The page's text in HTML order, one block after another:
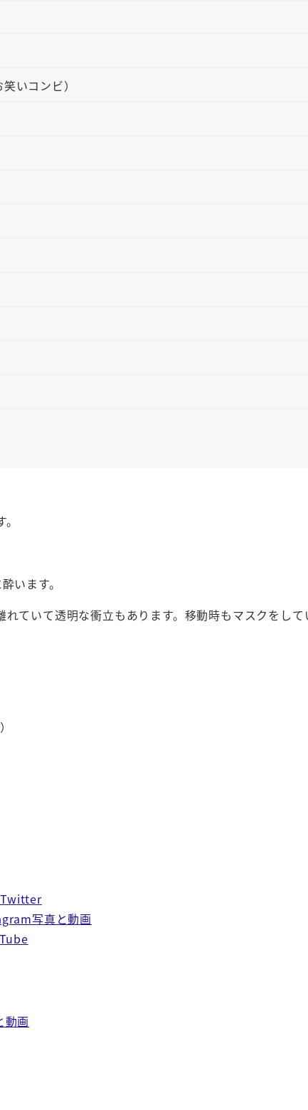
いコンビ）
います。
ていて透明な衝立もあります。移動時もマスクをして
Twitter
写真と動画
画